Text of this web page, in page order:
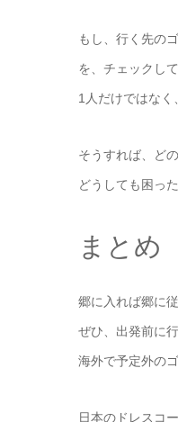
もし、行く先の
を、チェックし
1人だけではなく
そうすれば、ど
どうしても困っ
まとめ
郷に入れば郷に
ぜひ、出発前に
海外で予定外の
日本のドレスコ